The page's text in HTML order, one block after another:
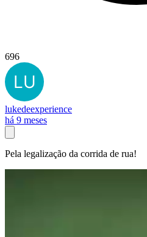
696
lukedeexperience
há 9 meses
Pela legalização da corrida de rua!